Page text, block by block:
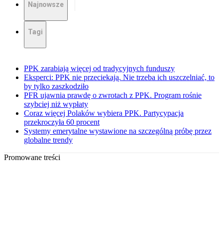
Najnowsze
Tagi
PPK zarabiają więcej od tradycyjnych funduszy
Eksperci: PPK nie przeciekają. Nie trzeba ich uszczelniać, to
by tylko zaszkodziło
PFR ujawnia prawdę o zwrotach z PPK. Program rośnie
szybciej niż wypłaty
Coraz więcej Polaków wybiera PPK. Partycypacja
przekroczyła 60 procent
Systemy emerytalne wystawione na szczególną próbę przez
globalne trendy
Promowane treści